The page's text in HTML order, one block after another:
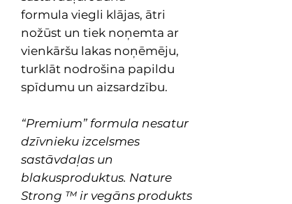
formula viegli klājas, ātri
nožūst un tiek noņemta ar
vienkāršu lakas noņēmēju,
turklāt nodrošina papildu
spīdumu un aizsardzību.
“Premium” formula nesatur
dzīvnieku izcelsmes
sastāvdaļas un
blakusproduktus. Nature
Strong ™ ir vegāns produkts